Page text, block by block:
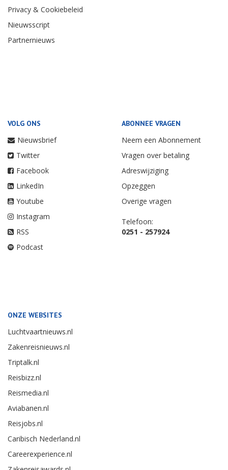
Privacy & Cookiebeleid
Nieuwsscript
Partnernieuws
VOLG ONS
Nieuwsbrief
Twitter
Facebook
LinkedIn
Youtube
Instagram
RSS
Podcast
ABONNEE VRAGEN
Neem een Abonnement
Vragen over betaling
Adreswijziging
Opzeggen
Overige vragen
Telefoon:
0251 - 257924
ONZE WEBSITES
Luchtvaartnieuws.nl
Zakenreisnieuws.nl
Triptalk.nl
Reisbizz.nl
Reismedia.nl
Aviabanen.nl
Reisjobs.nl
Caribisch Nederland.nl
Careerexperience.nl